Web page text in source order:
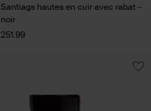
Santiags hautes en cuir avec rabat -
noir
251.99